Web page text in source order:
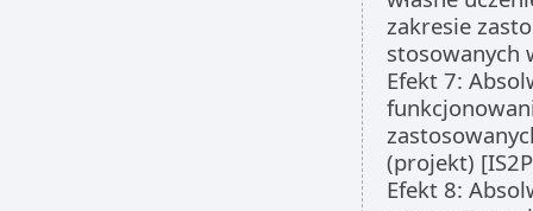
zakresie
stosowanych
Efekt 7:
(projekt)
Efekt 8: